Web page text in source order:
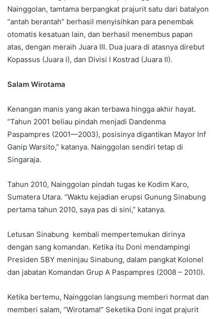
Nainggolan, tamtama berpangkat prajurit satu dari batalyon
“antah berantah” berhasil menyisihkan para penembak
otomatis kesatuan lain, dan berhasil menembus papan
atas, dengan meraih Juara III. Dua juara di atasnya direbut
Kopassus (Juara I), dan Divisi I Kostrad (Juara II).
Salam Wirotama
Kenangan manis yang akan terbawa hingga akhir hayat.
“Tahun 2001 beliau pindah menjadi Dandenma
Paspampres (2001—2003), posisinya digantikan Mayor Inf
Ganip Warsito,” katanya. Nainggolan sendiri tetap di
Singaraja.
Tahun 2010, Nainggolan pindah tugas ke Kodim Karo,
Sumatera Utara. “Waktu kejadian erupsi Gunung Sinabung
pertama tahun 2010, saya pas di sini,” katanya.
Letusan Sinabung kembali mempertemukan dirinya
dengan sang komandan. Ketika itu Doni mendampingi
Presiden SBY meninjau Sinabung, dalam pangkat Kolonel
dan jabatan Komandan Grup A Paspampres (2008 – 2010).
Ketika bertemu, Nainggolan langsung memberi hormat dan
memberi salam, “Wirotama!” Seketika Doni ingat prajurit